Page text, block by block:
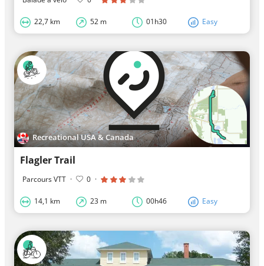
22,7 km 52 m 01h30 Easy
Recreational USA & Canada
Flagler Trail
Parcours VTT · 0 ·
14,1 km 23 m 00h46 Easy